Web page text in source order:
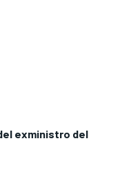
exministro del